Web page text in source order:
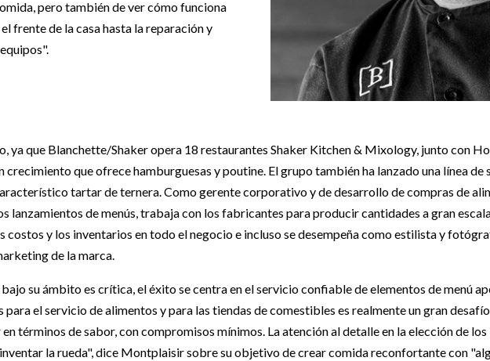
pero también de ver cómo funciona
frente de la casa hasta la reparación y
ya que Blanchette/Shaker opera 18 restaurantes Shaker Kitchen & Mixology, junto con
crecimiento que ofrece hamburguesas y poutine. El grupo también ha lanzado una línea
tartar de ternera. Como gerente corporativo y de desarrollo de compras de
lanzamientos de menús, trabaja con los fabricantes para producir cantidades a gran
costos y los inventarios en todo el negocio e incluso se desempeña como estilista y
de la marca.
bajo su ámbito es crítica, el éxito se centra en el servicio confiable de elementos de menú
el servicio de alimentos y para las tiendas de comestibles es realmente un gran
términos de sabor, con compromisos mínimos. La atención al detalle en la elección de
la rueda", dice Montplaisir sobre su objetivo de crear comida reconfortante con